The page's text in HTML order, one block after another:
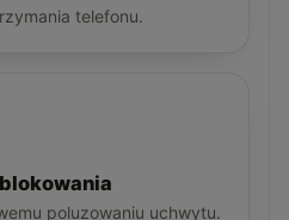
telefonu.
poluzowaniu uchwytu.